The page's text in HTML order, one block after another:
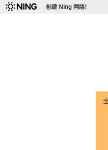
创建 Ning 网络!